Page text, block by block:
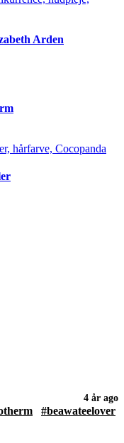
Arden
4 år ago
#beawateelover